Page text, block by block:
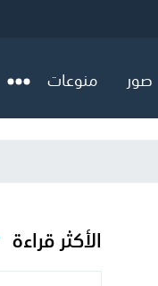
صور منوعات
الأكثر قراءة